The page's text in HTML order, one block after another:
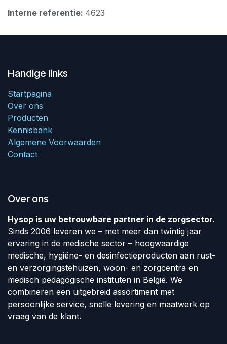
Interne referentie: 4623
Handige links
Startpagina
Over ons
Producten
Kennisbank
Algemene Voorwaarden
Contact
Over ons
Hysop is uw betrouwbare partner in de zorgsector.
Sinds 2006 leveren we – met meer dan twintig jaar
ervaring in de medische sector – hoogwaardige
medische, hygiëne- en desinfectieproducten aan rust-
en verzorgingstehuizen, woon- en zorgcentra en
medisch pedagogische instituten in België. We
combineren een uitgebreid assortiment met
persoonlijke service, snelle levering en maatwerk op
vraag van de klant.